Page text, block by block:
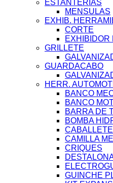
ESTANTERIAS
MENSULAS
EXHIB.
CORTE
EXHIBIDOR
GRILLETE
GUARDACABO
HERR.
BANCO
BANCO
BARRA DE
BOMBA
CAMILLA
CRIQUES
GUINCHE